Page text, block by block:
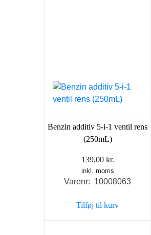
Benzin additiv 5-i-1 ventil rens
(250mL)
139,00 kr.
inkl. moms
Varenr: 10008063
Tilføj til kurv